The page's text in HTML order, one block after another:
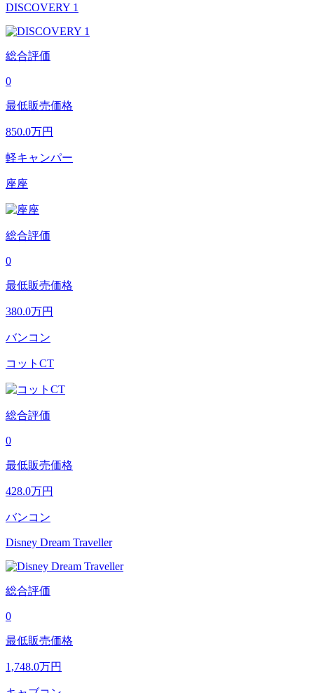
DISCOVERY 1
総合評価
0
最低販売価格
850.0万円
軽キャンパー
座座
総合評価
0
最低販売価格
380.0万円
バンコン
コットCT
総合評価
0
最低販売価格
428.0万円
バンコン
Disney Dream Traveller
総合評価
0
最低販売価格
1,748.0万円